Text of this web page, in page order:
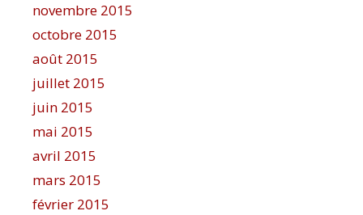
novembre 2015
octobre 2015
août 2015
juillet 2015
juin 2015
mai 2015
avril 2015
mars 2015
février 2015